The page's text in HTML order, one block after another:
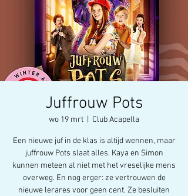
Juffrouw Pots
wo 19 mrt Club Acapella
Een nieuwe juf in de klas is altijd wennen, maar
juffrouw Pots slaat alles. Kaya en Simon
kunnen meteen al niet met het vreselijke mens
overweg. En nog erger: ze vertrouwen de
nieuwe lerares voor geen cent. Ze besluiten